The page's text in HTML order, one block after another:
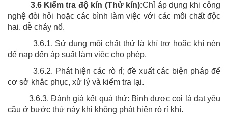
3.6 Kiểm tra độ kín (Thử kín):Chỉ áp dụng khi công
nghệ đòi hỏi hoặc các bình làm việc với các môi chất độc
hại, dễ cháy nổ.
3.6.1. Sử dụng môi chất thử là khí trơ hoặc khí nén
để nạp đến áp suất làm việc cho phép.
3.6.2. Phát hiện các rò rỉ; đề xuất các biện pháp để
cơ sở khắc phục, xử lý và kiểm tra lại.
3.6.3. Đánh giá kết quả thử: Bình được coi là đạt yêu
cầu ở bước thử này khi không phát hiện rò rỉ khí.